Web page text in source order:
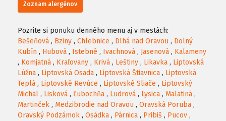
Zoznam alergénov
Pozrite si ponuku denného menu aj v mestách:
Bešeňová , Bziny , Chlebnice , Dlhá nad Oravou , Dolný
Kubín , Hubová , Istebné , Ivachnová , Jasenová , Kalameny
, Komjatná , Kraľovany , Krivá , Leštiny , Likavka , Liptovská
Lúžna , Liptovská Osada , Liptovská Štiavnica , Liptovská
Teplá , Liptovské Revúce , Liptovské Sliače , Liptovský
Michal , Lisková , Ľubochňa , Ludrová , Lysica , Malatiná ,
Martinček , Medzibrodie nad Oravou , Oravská Poruba ,
Oravský Podzámok , Osádka , Párnica , Pribiš , Pucov ,